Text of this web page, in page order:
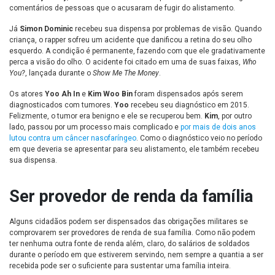
comentários de pessoas que o acusaram de fugir do alistamento.
Já Simon Dominic recebeu sua dispensa por problemas de visão. Quando
criança, o rapper sofreu um acidente que danificou a retina do seu olho
esquerdo. A condição é permanente, fazendo com que ele gradativamente
perca a visão do olho. O acidente foi citado em uma de suas faixas, Who
You?, lançada durante o Show Me The Money.
Os atores Yoo Ah In e Kim Woo Binforam dispensados após serem
diagnosticados com tumores. Yoo recebeu seu diagnóstico em 2015.
Felizmente, o tumor era benigno e ele se recuperou bem. Kim, por outro
lado, passou por um processo mais complicado e por mais de dois anos
lutou contra um câncer nasofaríngeo. Como o diagnóstico veio no período
em que deveria se apresentar para seu alistamento, ele também recebeu
sua dispensa.
Ser provedor de renda da família
Alguns cidadãos podem ser dispensados das obrigações militares se
comprovarem ser provedores de renda de sua família. Como não podem
ter nenhuma outra fonte de renda além, claro, do salários de soldados
durante o período em que estiverem servindo, nem sempre a quantia a ser
recebida pode ser o suficiente para sustentar uma família inteira.